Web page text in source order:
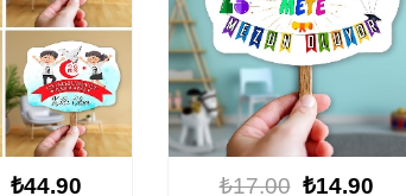
₺44.90 ₺17.00 ₺14.90